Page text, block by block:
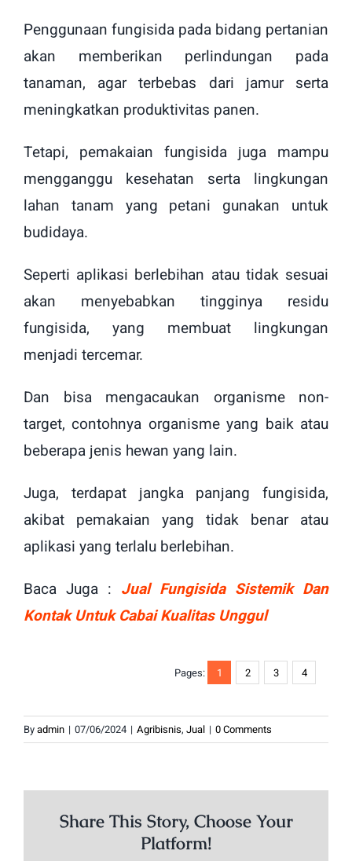
Penggunaan fungisida pada bidang pertanian
akan memberikan perlindungan pada
tanaman, agar terbebas dari jamur serta
meningkatkan produktivitas panen.
Tetapi, pemakaian fungisida juga mampu
mengganggu kesehatan serta lingkungan
lahan tanam yang petani gunakan untuk
budidaya.
Seperti aplikasi berlebihan atau tidak sesuai
akan menyebabkan tingginya residu
fungisida, yang membuat lingkungan
menjadi tercemar.
Dan bisa mengacaukan organisme non-
target, contohnya organisme yang baik atau
beberapa jenis hewan yang lain.
Juga, terdapat jangka panjang fungisida,
akibat pemakaian yang tidak benar atau
aplikasi yang terlalu berlebihan.
Baca Juga : Jual Fungisida Sistemik Dan
Kontak Untuk Cabai Kualitas Unggul
Pages: 1 2 3 4
Byadmin | 07/06/2024 | Agribisnis, Jual | 0 Comments
Share This Story, Choose Your
Platform!